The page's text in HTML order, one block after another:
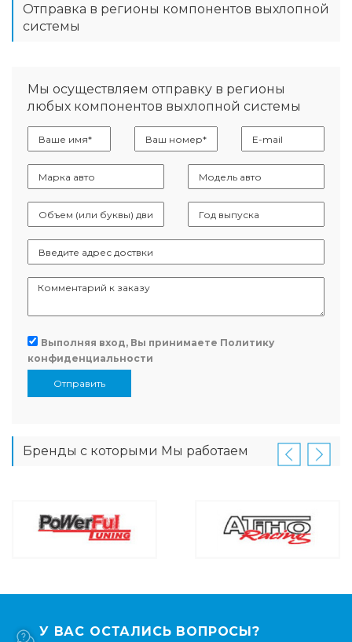
Отправка в регионы компонентов выхлопной
системы
Мы осуществляем отправку в регионы
любых компонентов выхлопной системы
Выполняя вход, Вы принимаете Политику
конфиденциальности
Отправить
Бренды с которыми Мы работаем
У ВАС ОСТАЛИСЬ ВОПРОСЫ?